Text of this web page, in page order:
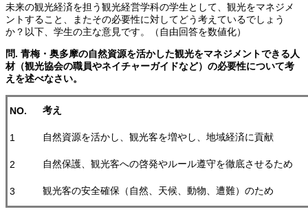
未来の観光経済を担う観光経営学科の学生として、観光をマネジメ
ントすること、またその必要性に対してどう考えているでしょう
か？以下、学生の主な意見です。（自由回答を数値化）
問. 青梅・奥多摩の自然資源を活かした観光をマネジメントできる人
材（観光協会の職員やネイチャーガイドなど）の必要性について考
えを述べなさい。
NO. 考え
1 自然資源を活かし、観光客を増やし、地域経済に貢献
2 自然保護、観光客への啓発やルール遵守を徹底させるため
3 観光客の安全確保（自然、天候、動物、遭難）のため